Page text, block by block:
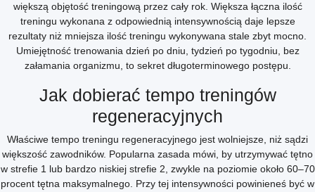
większą objętość treningową przez cały rok. Większa łączna ilość
treningu wykonana z odpowiednią intensywnością daje lepsze
rezultaty niż mniejsza ilość treningu wykonywana stale zbyt mocno.
Umiejętność trenowania dzień po dniu, tydzień po tygodniu, bez
załamania organizmu, to sekret długoterminowego postępu.
Jak dobierać tempo treningów
regeneracyjnych
Właściwe tempo treningu regeneracyjnego jest wolniejsze, niż sądzi
większość zawodników. Popularna zasada mówi, by utrzymywać tętno
w strefie 1 lub bardzo niskiej strefie 2, zwykle na poziomie około 60–70
procent tętna maksymalnego. Przy tej intensywności powinieneś być w